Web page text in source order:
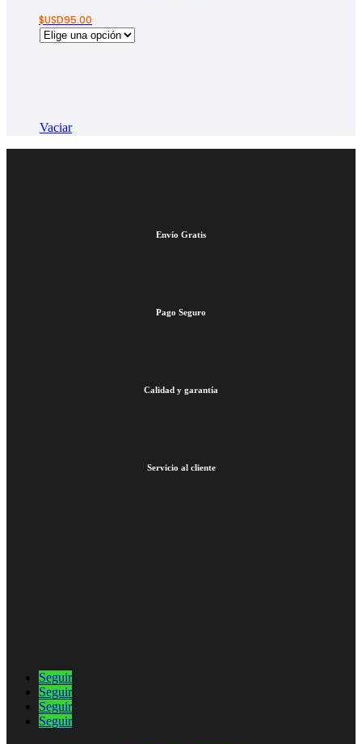
$USD95.00
Vaciar
Envío Gratis
Pago Seguro
Calidad y garantía
Servicio al cliente
Seguir
Seguir
Seguir
Seguir